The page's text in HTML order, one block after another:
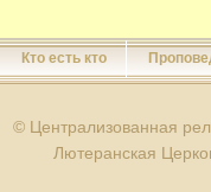
Кто есть кто
© Централизованная
Лютеранская